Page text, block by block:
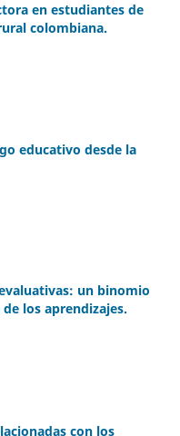
en estudiantes de
colombiana.
educativo desde la
un binomio
los aprendizajes.
con los